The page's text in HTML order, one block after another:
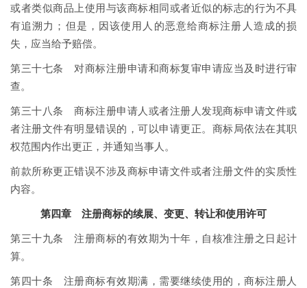
或者类似商品上使用与该商标相同或者近似的标志的行为不具
有追溯力；但是，因该使用人的恶意给商标注册人造成的损
失，应当给予赔偿。
第三十七条 对商标注册申请和商标复审申请应当及时进行审
查。
第三十八条 商标注册申请人或者注册人发现商标申请文件或
者注册文件有明显错误的，可以申请更正。商标局依法在其职
权范围内作出更正，并通知当事人。
前款所称更正错误不涉及商标申请文件或者注册文件的实质性
内容。
第四章 注册商标的续展、变更、转让和使用许可
第三十九条 注册商标的有效期为十年，自核准注册之日起计
算。
第四十条 注册商标有效期满，需要继续使用的，商标注册人